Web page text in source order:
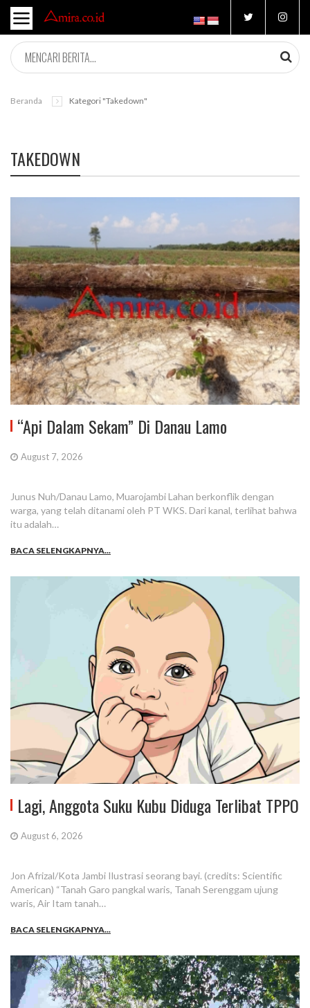
Beranda Kategori "takedown"
TAKEDOWN
“Api Dalam Sekam” Di Danau Lamo
August 7, 2026
Junus Nuh/Danau Lamo, Muarojambi Lahan berkonflik dengan
warga, yang telah ditanami oleh PT WKS. Dari kanal, terlihat bahwa
itu adalah…
BACA SELENGKAPNYA...
Lagi, Anggota Suku Kubu Diduga Terlibat TPPO
August 6, 2026
Jon Afrizal/Kota Jambi Ilustrasi seorang bayi. (credits: Scientific
American) “Tanah Garo pangkal waris, Tanah Serenggam ujung
waris, Air Itam tanah…
BACA SELENGKAPNYA...